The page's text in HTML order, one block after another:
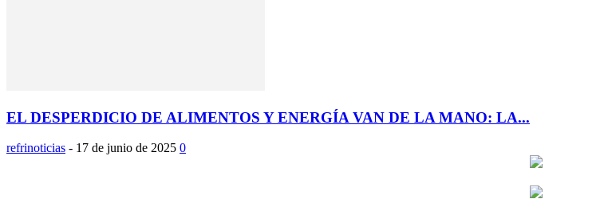
EL DESPERDICIO DE ALIMENTOS Y ENERGÍA VAN DE LA MANO: LA...
refrinoticias - 17 de junio de 2025 0